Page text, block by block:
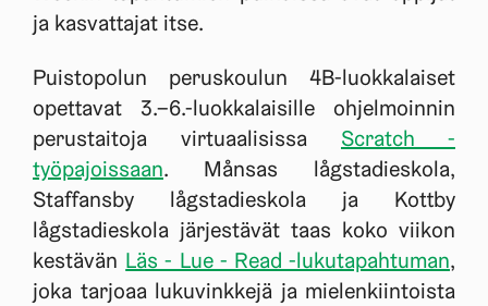
ja kasvattajat itse.
Puistopolun peruskoulun 4B-luokkalaiset
opettavat 3.–6.-luokkalaisille ohjelmoinnin
perustaitoja virtuaalisissa Scratch -
työpajoissaan. Månsas lågstadieskola,
Staffansby lågstadieskola ja Kottby
lågstadieskola järjestävät taas koko viikon
kestävän Läs - Lue - Read -lukutapahtuman,
joka tarjoaa lukuvinkkejä ja mielenkiintoista